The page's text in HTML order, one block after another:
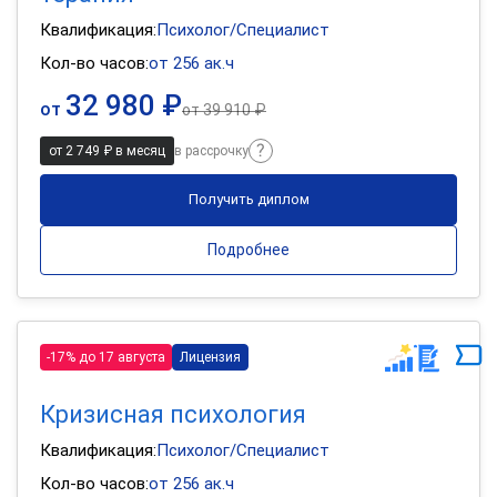
Квалификация:Психолог/Специалист
Кол-во часов:от 256 ак.ч
от 32 980 ₽от39 910 ₽
от 2 749 ₽ в месяц в рассрочку
Получить диплом
Подробнее
-17% до 17 августа Лицензия
Кризисная психология
Квалификация:Психолог/Специалист
Кол-во часов:от 256 ак.ч